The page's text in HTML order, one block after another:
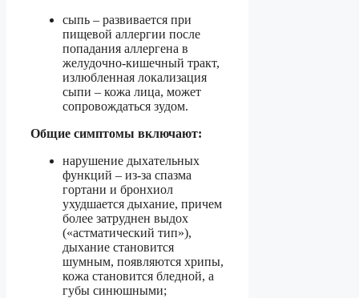
сыпь – развивается при
пищевой аллергии после
попадания аллергена в
желудочно-кишечный тракт,
излюбленная локализация
сыпи – кожа лица, может
сопровождаться зудом.
Общие симптомы включают:
нарушение дыхательных
функций – из-за спазма
гортани и бронхиол
ухудшается дыхание, причем
более затруднен выдох
(«астматический тип»),
дыхание становится
шумным, появляются хрипы,
кожа становится бледной, а
губы синюшными;